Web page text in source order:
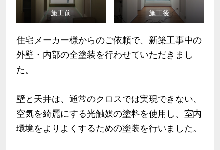
施工前 施工後
住宅メーカー様からのご依頼で、新築工事中の
外壁・内部の全塗装を行わせていただきまし
た。
壁と天井は、通常のクロスでは実現できない、
空気を綺麗にする光触媒の塗料を使用し、室内
環境をよりよくするための塗装を行いました。